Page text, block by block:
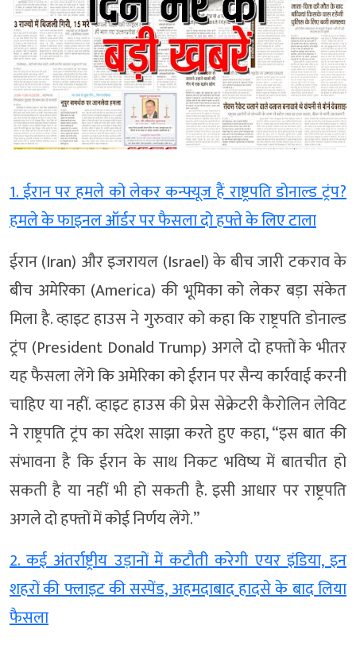
1. ईरान पर हमले को लेकर कन्फ्यूज हैं राष्ट्रपति डोनाल्ड ट्रंप?
हमले के फाइनल ऑर्डर पर फैसला दो हफ्ते के लिए टाला
ईरान (Iran) और इजरायल (Israel) के बीच जारी टकराव के
बीच अमेरिका (America) की भूमिका को लेकर बड़ा संकेत
मिला है. व्हाइट हाउस ने गुरुवार को कहा कि राष्ट्रपति डोनाल्ड
ट्रंप (President Donald Trump) अगले दो हफ्तों के भीतर
यह फैसला लेंगे कि अमेरिका को ईरान पर सैन्य कार्रवाई करनी
चाहिए या नहीं. व्हाइट हाउस की प्रेस सेक्रेटरी कैरोलिन लेविट
ने राष्ट्रपति ट्रंप का संदेश साझा करते हुए कहा, “इस बात की
संभावना है कि ईरान के साथ निकट भविष्य में बातचीत हो
सकती है या नहीं भी हो सकती है. इसी आधार पर राष्ट्रपति
अगले दो हफ्तों में कोई निर्णय लेंगे.”
2. कई अंतर्राष्ट्रीय उड़ानों में कटौती करेगी एयर इंडिया, इन
शहरों की फ्लाइट की सस्पेंड, अहमदाबाद हादसे के बाद लिया
फैसला